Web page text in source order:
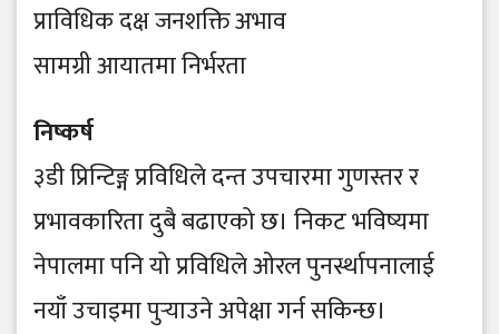
प्राविधिक दक्ष जनशक्ति अभाव
सामग्री आयातमा निर्भरता
निष्कर्ष
३डी प्रिन्टिङ्ग प्रविधिले दन्त उपचारमा गुणस्तर र
प्रभावकारिता दुबै बढाएको छ। निकट भविष्यमा
नेपालमा पनि यो प्रविधिले ओरल पुनर्स्थापनालाई
नयाँ उचाइमा पुर्‍याउने अपेक्षा गर्न सकिन्छ।